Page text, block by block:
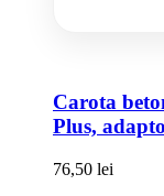
Carota
Plus,
76,50 lei